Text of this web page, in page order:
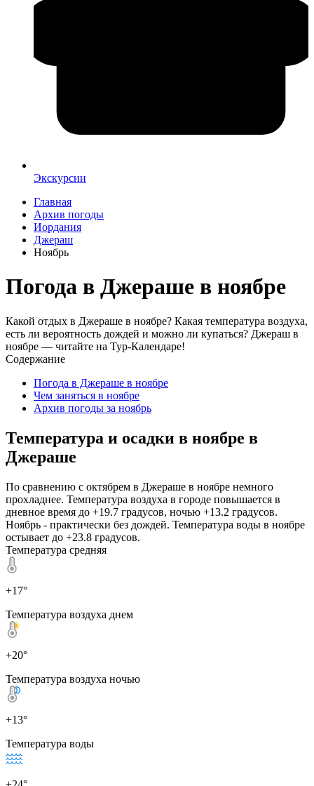
Экскурсии
Главная
Архив погоды
Иордания
Джераш
Ноябрь
Погода в Джераше в ноябре
Какой отдых в Джераше в ноябре? Какая температура воздуха,
есть ли вероятность дождей и можно ли купаться? Джераш в
ноябре — читайте на Тур-Календаре!
Содержание
Погода в Джераше в ноябре
Чем заняться в ноябре
Архив погоды за ноябрь
Температура и осадки в ноябре в
Джераше
По сравнению с октябрем в Джераше в ноябре немного
прохладнее. Температура воздуха в городе повышается в
дневное время до +19.7 градусов, ночью +13.2 градусов.
Ноябрь - практически без дождей. Температура воды в ноябре
остывает до +23.8 градусов.
Температура средняя
+17°
Температура воздуха днем
+20°
Температура воздуха ночью
+13°
Температура воды